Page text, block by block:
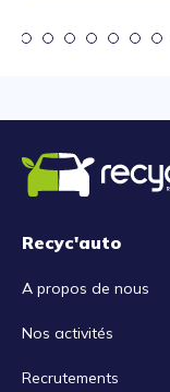
Recyc'auto
A propos de nous
Nos activités
Recrutements